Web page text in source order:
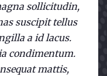
sollicitudin,
suscipit tellus
a id lacus.
condimentum.
mattis,